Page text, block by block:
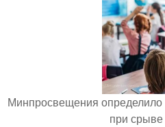
Минпросвещения определило
при срыве